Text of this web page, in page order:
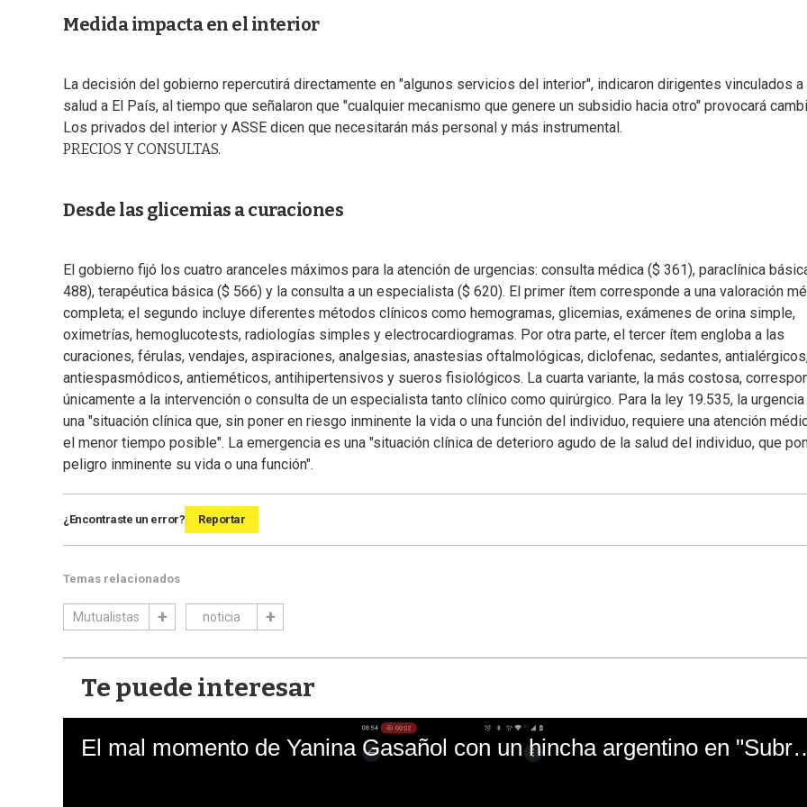
Medida impacta en el interior
La decisión del gobierno repercutirá directamente en "algunos servicios del interior", indicaron dirigentes vinculados a
salud a El País, al tiempo que señalaron que "cualquier mecanismo que genere un subsidio hacia otro" provocará
Los privados del interior y ASSE dicen que necesitarán más personal y más instrumental.
PRECIOS Y CONSULTAS.
Desde las glicemias a curaciones
El gobierno fijó los cuatro aranceles máximos para la atención de urgencias: consulta médica ($ 361), paraclínica
488), terapéutica básica ($ 566) y la consulta a un especialista ($ 620). El primer ítem corresponde a una valoración
completa; el segundo incluye diferentes métodos clínicos como hemogramas, glicemias, exámenes de orina simple,
oximetrías, hemoglucotests, radiologías simples y electrocardiogramas. Por otra parte, el tercer ítem engloba a las
curaciones, férulas, vendajes, aspiraciones, analgesias, anastesias oftalmológicas, diclofenac, sedantes,
antiespasmódicos, antieméticos, antihipertensivos y sueros fisiológicos. La cuarta variante, la más costosa,
únicamente a la intervención o consulta de un especialista tanto clínico como quirúrgico. Para la ley 19.535, la
una "situación clínica que, sin poner en riesgo inminente la vida o una función del individuo, requiere una atención
el menor tiempo posible". La emergencia es una "situación clínica de deterioro agudo de la salud del individuo, que
peligro inminente su vida o una función".
¿Encontraste un error? Reportar
Temas relacionados
Mutualistas noticia
Te puede interesar
El mal momento de Yanina